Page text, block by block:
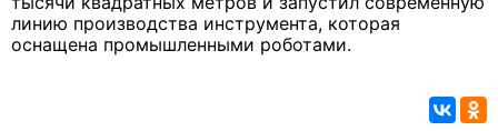
линию производства инструмента, которая
оснащена промышленными роботами.